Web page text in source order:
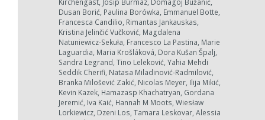
Kirchengast, Josip Burmaz, Domagoj Bužanić,
Dusan Borić, Paulina Borówka, Emmanuel Botte,
Francesca Candilio, Rimantas Jankauskas,
Kristina Jelinčić Vučković, Magdalena
Natuniewicz-Sekuła, Francesco La Pastina, Marie
Laguardia, Maria Krošláková, Dora Kušan Špalj,
Sandra Legrand, Tino Leleković, Yahia Mehdi
Seddik Cherifi, Natasa Miladinović-Radmilović,
Branka Milošević Zakić, Nicolas Meyer, Ilija Mikić,
Kevin Kazek, Hamazasp Khachatryan, Gordana
Jeremić, Iva Kaić, Hannah M Moots, Wiesław
Lorkiewicz, Dzeni Los, Tamara Leskovar, Alessia